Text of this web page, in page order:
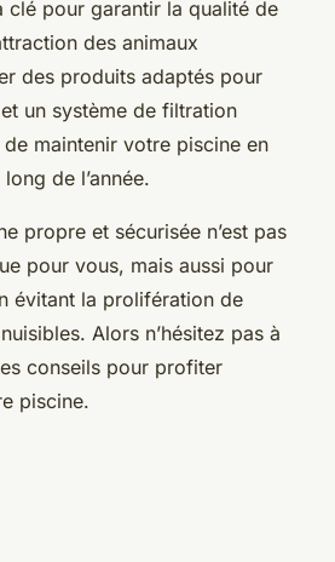
clé pour garantir la qualité de
des animaux
des produits adaptés pour
et un système de filtration
maintenir votre piscine en
de l’année.
propre et sécurisée n’est pas
pour vous, mais aussi pour
évitant la prolifération de
Alors n’hésitez pas à
conseils pour profiter
piscine.